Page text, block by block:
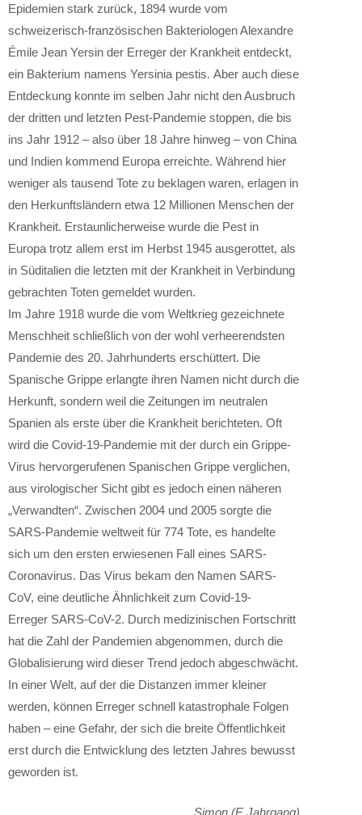
Epidemien stark zurück, 1894 wurde vom
schweizerisch-französischen Bakteriologen Alexandre
Émile Jean Yersin der Erreger der Krankheit entdeckt,
ein Bakterium namens Yersinia pestis. Aber auch diese
Entdeckung konnte im selben Jahr nicht den Ausbruch
der dritten und letzten Pest-Pandemie stoppen, die bis
ins Jahr 1912 – also über 18 Jahre hinweg – von China
und Indien kommend Europa erreichte. Während hier
weniger als tausend Tote zu beklagen waren, erlagen in
den Herkunftsländern etwa 12 Millionen Menschen der
Krankheit. Erstaunlicherweise wurde die Pest in
Europa trotz allem erst im Herbst 1945 ausgerottet, als
in Süditalien die letzten mit der Krankheit in Verbindung
gebrachten Toten gemeldet wurden.
Im Jahre 1918 wurde die vom Weltkrieg gezeichnete
Menschheit schließlich von der wohl verheerendsten
Pandemie des 20. Jahrhunderts erschüttert. Die
Spanische Grippe erlangte ihren Namen nicht durch die
Herkunft, sondern weil die Zeitungen im neutralen
Spanien als erste über die Krankheit berichteten. Oft
wird die Covid-19-Pandemie mit der durch ein Grippe-
Virus hervorgerufenen Spanischen Grippe verglichen,
aus virologischer Sicht gibt es jedoch einen näheren
„Verwandten“. Zwischen 2004 und 2005 sorgte die
SARS-Pandemie weltweit für 774 Tote, es handelte
sich um den ersten erwiesenen Fall eines SARS-
Coronavirus. Das Virus bekam den Namen SARS-
CoV, eine deutliche Ähnlichkeit zum Covid-19-
Erreger SARS-CoV-2. Durch medizinischen Fortschritt
hat die Zahl der Pandemien abgenommen, durch die
Globalisierung wird dieser Trend jedoch abgeschwächt.
In einer Welt, auf der die Distanzen immer kleiner
werden, können Erreger schnell katastrophale Folgen
haben – eine Gefahr, der sich die breite Öffentlichkeit
erst durch die Entwicklung des letzten Jahres bewusst
geworden ist.
Simon (E Jahrgang)